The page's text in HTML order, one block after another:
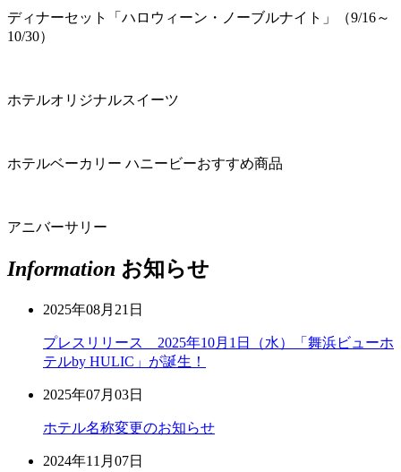
ディナーセット「ハロウィーン・ノーブルナイト」（9/16～
10/30）
ホテルオリジナルスイーツ
ホテルベーカリー ハニービーおすすめ商品
アニバーサリー
Information お知らせ
2025年08月21日
プレスリリース 2025年10月1日（水）「舞浜ビューホ
テルby HULIC」が誕生！
2025年07月03日
ホテル名称変更のお知らせ
2024年11月07日